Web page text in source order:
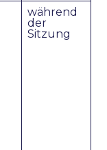
während
der
Sitzung